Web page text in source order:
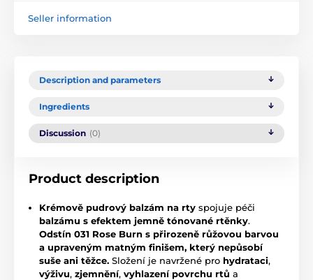
Seller information
Description and parameters
Ingredients
Discussion (0)
Product description
Krémově pudrový balzám na rty spojuje péči
balzámu s efektem jemně tónované rtěnky.
Odstín 031 Rose Burn s přirozeně růžovou barvou
a upraveným matným finišem, který nepůsobí
suše ani těžce. Složení je navržené pro hydrataci,
výživu, zjemnění, vyhlazení povrchu rtů a